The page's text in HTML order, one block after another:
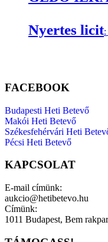
Nyertes licit:
FACEBOOK
Budapesti Heti Betevő
Makói Heti Betevő
Székesfehérvári Heti
Pécsi Heti Betevő
KAPCSOLAT
E-mail címünk:
aukcio@hetibetevo.hu
Címünk:
1011 Budapest, Bem